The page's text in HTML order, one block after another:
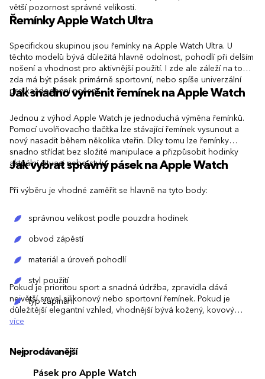
větší pozornost správné velikosti.
Řemínky Apple Watch Ultra
Specifickou skupinou jsou řemínky na Apple Watch Ultra. U
těchto modelů bývá důležitá hlavně odolnost, pohodlí při delším
nošení a vhodnost pro aktivnější použití. I zde ale záleží na tom,
zda má být pásek primárně sportovní, nebo spíše univerzální
pro každodenní nošení.
Jak snadno vyměnit řemínek na Apple Watch
Jednou z výhod Apple Watch je jednoduchá výměna řemínků.
Pomocí uvolňovacího tlačítka lze stávající řemínek vysunout a
nový nasadit během několika vteřin. Díky tomu lze řemínky
snadno střídat bez složité manipulace a přizpůsobit hodinky
aktuální situaci nebo stylu.
Jak vybrat správný pásek na Apple Watch
Při výběru je vhodné zaměřit se hlavně na tyto body:
správnou velikost podle pouzdra hodinek
obvod zápěstí
materiál a úroveň pohodlí
styl použití
typ zapínání
Pokud je prioritou sport a snadná údržba, zpravidla dává
největší smysl silikonový nebo sportovní řemínek. Pokud je
důležitější elegantní vzhled, vhodnější bývá kožený, kovový
nebo milánský tah.
více
Nejprodávanější
Pásek pro Apple Watch